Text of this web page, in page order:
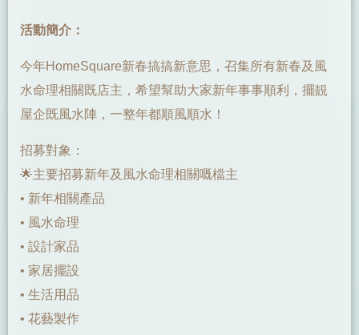
活動簡介：
今年HomeSquare新春搞搞新意思，召集所有新春及風
水命理相關既店主，希望幫助大家新年事事順利，擺靚
屋企既風水陣，一整年都順風順水！
招募對象：
🌟主要招募新年及風水命理相關嘅檔主
•⁠ ⁠⁠新年相關產品
•⁠ ⁠⁠風水命理
•⁠ ⁠⁠設計家品
•⁠ ⁠家居擺設
•⁠ ⁠生活用品
•⁠ ⁠花藝製作